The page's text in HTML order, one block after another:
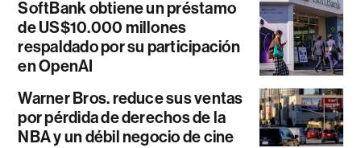
SoftBank obtiene un préstamo
de US$10.000 millones
respaldado por su participación
en OpenAI
Warner Bros. reduce sus ventas
por pérdida de derechos de la
NBA y un débil negocio de cine